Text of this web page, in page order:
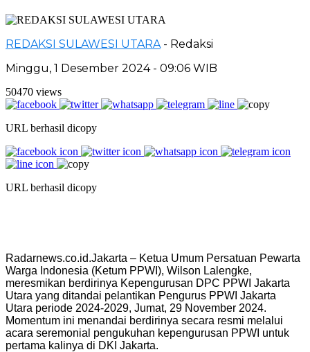
REDAKSI SULAWESI UTARA - Redaksi
Minggu, 1 Desember 2024 - 09:06 WIB
50470 views
URL berhasil dicopy
URL berhasil dicopy
Radarnews.co.id.Jakarta – Ketua Umum Persatuan Pewarta
Warga Indonesia (Ketum PPWI), Wilson Lalengke,
meresmikan berdirinya Kepengurusan DPC PPWI Jakarta
Utara yang ditandai pelantikan Pengurus PPWI Jakarta
Utara periode 2024-2029, Jumat, 29 November 2024.
Momentum ini menandai berdirinya secara resmi melalui
acara seremonial pengukuhan kepengurusan PPWI untuk
pertama kalinya di DKI Jakarta.